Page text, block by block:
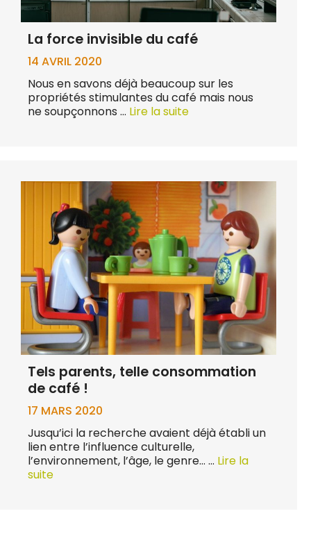
La force invisible du café
14 AVRIL 2020
Nous en savons déjà beaucoup sur les
propriétés stimulantes du café mais nous
ne soupçonnons … Lire la suite
Tels parents, telle consommation
de café !
17 MARS 2020
Jusqu’ici la recherche avaient déjà établi un
lien entre l’influence culturelle,
l’environnement, l’âge, le genre… … Lire la
suite